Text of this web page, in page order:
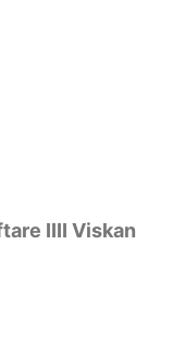
IIII Viskan